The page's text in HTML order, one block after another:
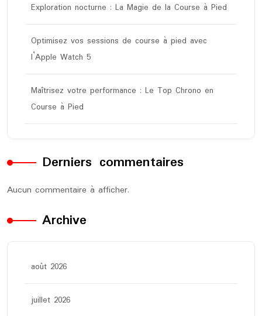
Exploration nocturne : La Magie de la Course à Pied
Optimisez vos sessions de course à pied avec
l’Apple Watch 5
Maîtrisez votre performance : Le Top Chrono en
Course à Pied
Derniers commentaires
Aucun commentaire à afficher.
Archive
août 2026
juillet 2026